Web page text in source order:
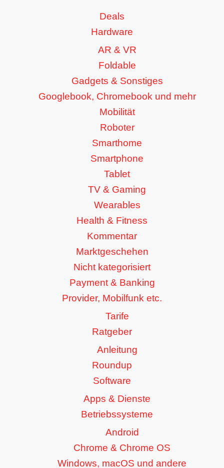
Deals
Hardware
AR & VR
Foldable
Gadgets & Sonstiges
Googlebook, Chromebook und mehr
Mobilität
Roboter
Smarthome
Smartphone
Tablet
TV & Gaming
Wearables
Health & Fitness
Kommentar
Marktgeschehen
Nicht kategorisiert
Payment & Banking
Provider, Mobilfunk etc.
Tarife
Ratgeber
Anleitung
Roundup
Software
Apps & Dienste
Betriebssysteme
Android
Chrome & Chrome OS
Windows, macOS und andere